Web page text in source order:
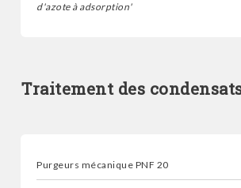
d'azote à adsorption'
Traitement des
Purgeurs mécanique PNF 20